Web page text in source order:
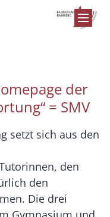
der
= SMV
setzt sich aus den
den
den
Die drei